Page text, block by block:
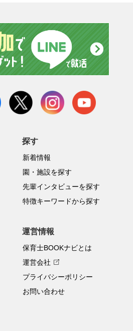
facebook instagramyoutube
探す
新着情報
園・施設を探す
先輩インタビューを探す
特徴キーワードから探す
運営情報
保育士BOOKナビとは
運営会社
プライバシーポリシー
お問い合わせ